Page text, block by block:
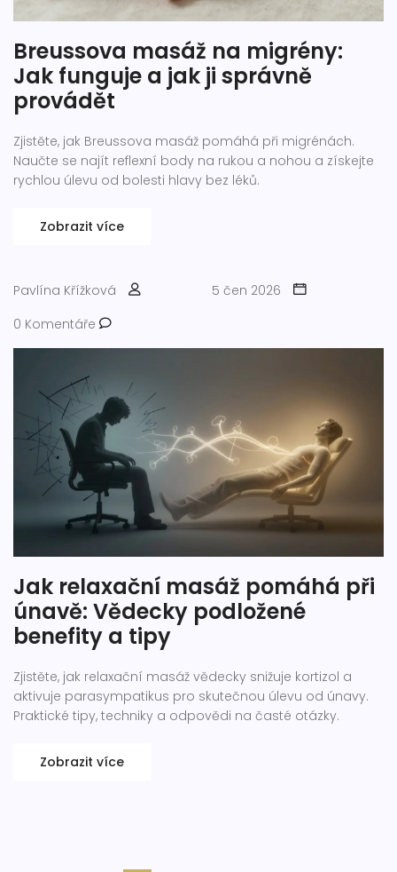
Breussova masáž na migrény:
Jak funguje a jak ji správně
provádět
Zjistěte, jak Breussova masáž pomáhá při migrénách.
Naučte se najít reflexní body na rukou a nohou a získejte
rychlou úlevu od bolesti hlavy bez léků.
Zobrazit více
Pavlína Křížková
5 čen 2026
0 Komentáře
Jak relaxační masáž pomáhá při
únavě: Vědecky podložené
benefity a tipy
Zjistěte, jak relaxační masáž vědecky snižuje kortizol a
aktivuje parasympatikus pro skutečnou úlevu od únavy.
Praktické tipy, techniky a odpovědi na časté otázky.
Zobrazit více